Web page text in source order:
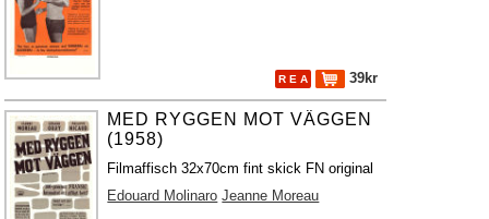
R E A 39kr
MED RYGGEN MOT VÄGGEN
(1958)
Filmaffisch 32x70cm fint skick FN original
Edouard Molinaro Jeanne Moreau